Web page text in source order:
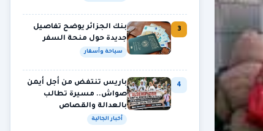
3
بنك الجزائر يوضح تفاصيل
جديدة حول منحة السفر
سياحة وأسفار
4
باريس تنتفض من أجل أيمن
صواش.. مسيرة تطالب
بالعدالة والقصاص
أخبار الجالية